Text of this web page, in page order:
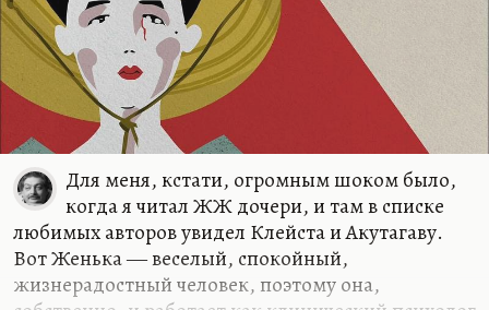
Для меня, кстати, огромным шоком было,
когда я читал ЖЖ дочери, и там в списке
любимых авторов увидел Клейста и Акутагаву.
Вот Женька ― веселый, спокойный,
жизнерадостный человек, поэтому она,